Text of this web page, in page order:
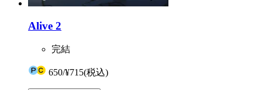
Alive 2
完結
650/¥715(税込)